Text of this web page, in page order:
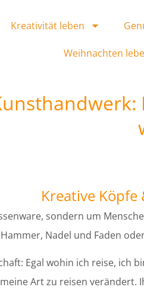
Kreativität leben
Weihnachten
Kreative Köpfe
sondern um
Nadel und Faden
Egal wohin ich reise, ich
Art zu reisen